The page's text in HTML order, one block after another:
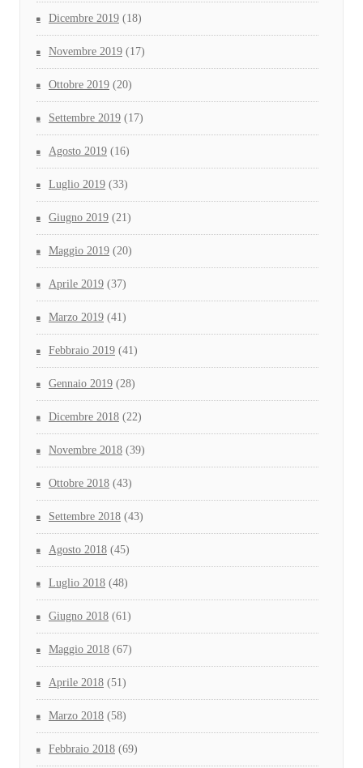
Dicembre 2019 (18)
Novembre 2019 (17)
Ottobre 2019 (20)
Settembre 2019 (17)
Agosto 2019 (16)
Luglio 2019 (33)
Giugno 2019 (21)
Maggio 2019 (20)
Aprile 2019 (37)
Marzo 2019 (41)
Febbraio 2019 (41)
Gennaio 2019 (28)
Dicembre 2018 (22)
Novembre 2018 (39)
Ottobre 2018 (43)
Settembre 2018 (43)
Agosto 2018 (45)
Luglio 2018 (48)
Giugno 2018 (61)
Maggio 2018 (67)
Aprile 2018 (51)
Marzo 2018 (58)
Febbraio 2018 (69)